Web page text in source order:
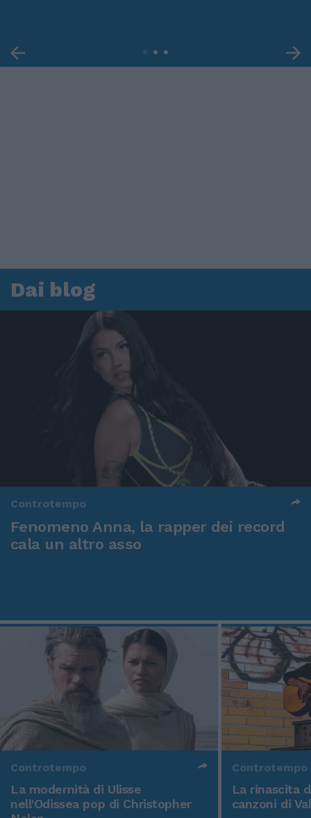
Dai blog
Controtempo
Fenomeno Anna, la rapper dei record
cala un altro asso
Controtempo
La modernità di Ulisse
nell'Odissea pop di Christopher
Controtempo
La rinascita
canzoni di